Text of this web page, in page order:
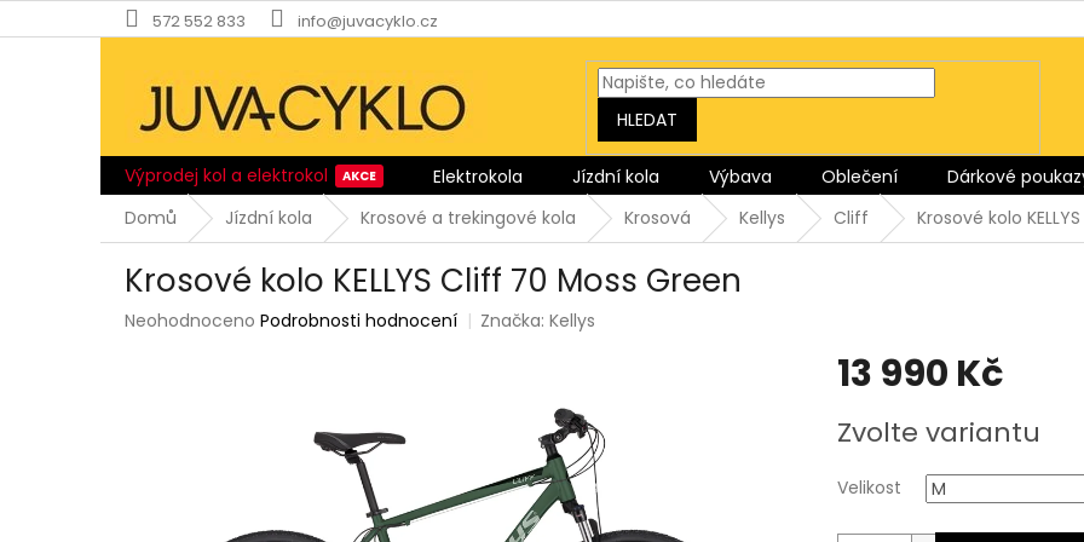
na
572 552 833 info@juvacyklo.cz
HLEDAT
Výprodej kol a elektrokol Elektrokola Jízdní kola Výbava Oblečení Dárkové
Domů
Jízdní kola Krosové a trekingové kola Krosová Kellys Cliff Krosové kolo
Krosové kolo KELLYS Cliff 70 Moss Green
Průměrné
Neohodnoceno Podrobnosti hodnocení Značka:Kellys
13 990 Kč
cena:
Zvolte variantu
Velikost